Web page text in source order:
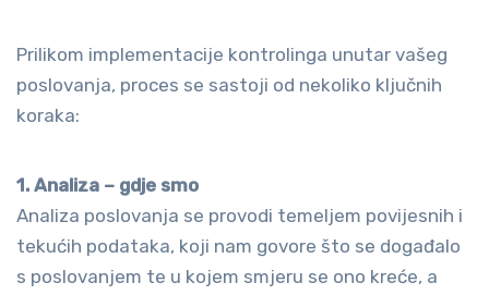
Prilikom implementacije kontrolinga unutar vašeg
poslovanja, proces se sastoji od nekoliko ključnih
koraka:
1. Analiza – gdje smo
Analiza poslovanja se provodi temeljem povijesnih i
tekućih podataka, koji nam govore što se događalo
s poslovanjem te u kojem smjeru se ono kreće, a